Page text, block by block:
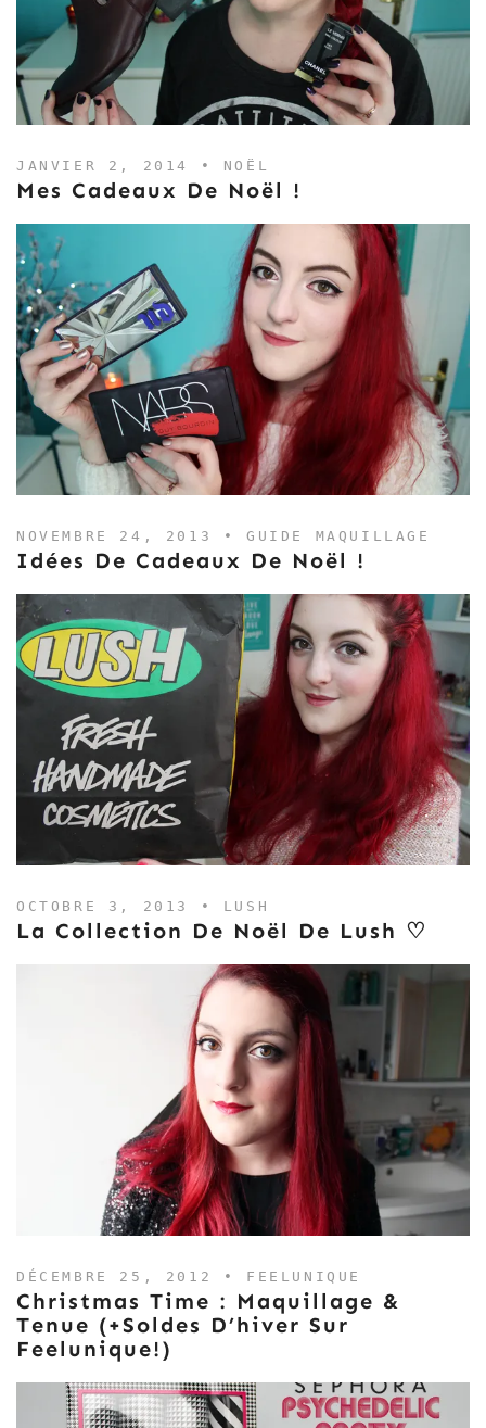
JANVIER 2, 2014 • NOËL
Mes Cadeaux De Noël !
NOVEMBRE 24, 2013 •GUIDE MAQUILLAGE
Idées De Cadeaux De Noël !
OCTOBRE 3, 2013 • LUSH
La Collection De Noël De Lush ♡
DÉCEMBRE 25, 2012 • FEELUNIQUE
Christmas Time : Maquillage &
Tenue (+Soldes D’hiver Sur
Feelunique!)